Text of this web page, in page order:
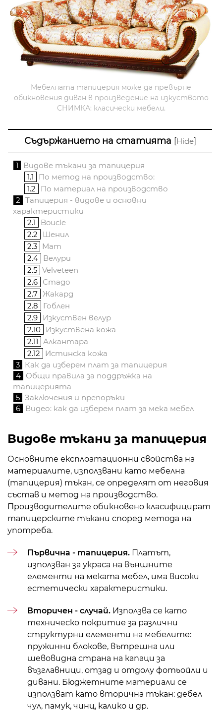
Мебелната тапицерия може да превърне
обикновения диван в произведение на изкуството
СНИМКА: класически мебели.
Съдържанието на статията [Hide]
1
Видове тъкани за тапицерия
1.1
По метод на производство:
1.2
По материал на производство
2 Тапицерия - видове и основни
характеристики
2.1
Boucle
2.2
Шенил
2.3 Мат
2.4 Велури
2.5 Velveteen
2.6 Стадо
2.7 Жакард
2.8
Гоблен
2.9 Изкуствен велур
2.10 Изкуствена кожа
2.11 Алкантара
2.12
Истинска кожа
3 Как да изберем плат за тапицерия
4 Общи правила за поддръжка на
тапицерията
5 Заключения и препоръки
6 Видео: как да изберем плат за мека мебел
Видове тъкани за тапицерия
Основните експлоатационни свойства на
материалите, използвани като мебелна
(тапицерия) тъкан, се определят от неговия
състав и метод на производство.
Производителите обикновено класифицират
тапицерските тъкани според метода на
употреба.
Първична - тапицерия. Платът,
използван за украса на външните
елементи на меката мебел, има високи
естетически характеристики.
Вторичен - случай. Използва се като
техническо покритие за различни
структурни елементи на мебелите:
пружинни блокове, вътрешна или
шевовидна страна на капаци за
възглавници, отзад и отдолу фотьойли и
дивани. Бюджетните материали се
използват като вторична тъкан: дебел
чул, памук, чинц, калико и др.